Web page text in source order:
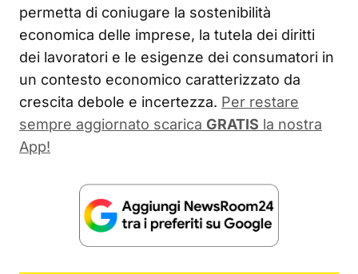
permetta di coniugare la sostenibilità
economica delle imprese, la tutela dei diritti
dei lavoratori e le esigenze dei consumatori in
un contesto economico caratterizzato da
crescita debole e incertezza. Per restare
sempre aggiornato scarica GRATIS la nostra
App!